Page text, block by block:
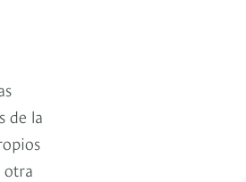
de la
otra